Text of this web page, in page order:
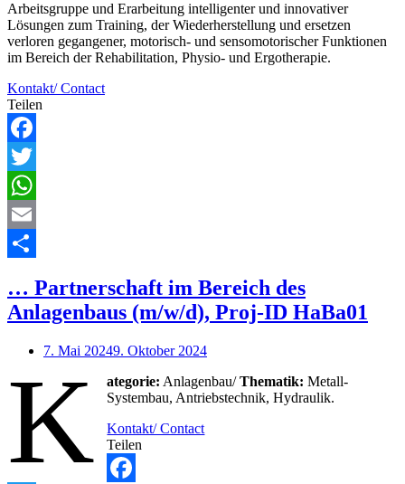
Arbeitsgruppe und Erarbeitung intelligenter und innovativer
Lösungen zum Training, der Wiederherstellung und ersetzen
verloren gegangener, motorisch- und sensomotorischer Funktionen
im Bereich der Rehabilitation, Physio- und Ergotherapie.
Kontakt/ Contact
Teilen
Facebook
Twitter
WhatsApp
Email
… Partnerschaft im Bereich des
Anlagenbaus (m/w/d), Proj-ID HaBa01
7. Mai 20249. Oktober 2024
K ategorie: Anlagenbau/Thematik: Metall-
Systembau, Antriebstechnik, Hydraulik.
Kontakt/ Contact
Teilen